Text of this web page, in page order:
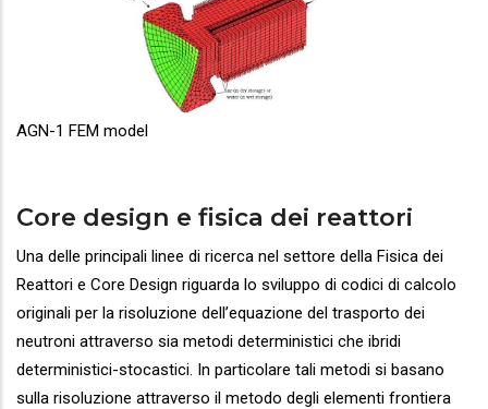
AGN-1 FEM model
Core design e fisica dei reattori
Una delle principali linee di ricerca nel settore della Fisica dei
Reattori e Core Design riguarda lo sviluppo di codici di calcolo
originali per la risoluzione dell’equazione del trasporto dei
neutroni attraverso sia metodi deterministici che ibridi
deterministici-stocastici. In particolare tali metodi si basano
sulla risoluzione attraverso il metodo degli elementi frontiera